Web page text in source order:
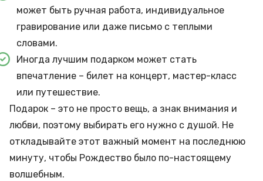
может быть ручная работа, индивидуальное
гравирование или даже письмо с теплыми
словами.
Иногда лучшим подарком может стать
впечатление – билет на концерт, мастер-класс
или путешествие.
Подарок – это не просто вещь, а знак внимания и
любви, поэтому выбирать его нужно с душой. Не
откладывайте этот важный момент на последнюю
минуту, чтобы Рождество было по-настоящему
волшебным.